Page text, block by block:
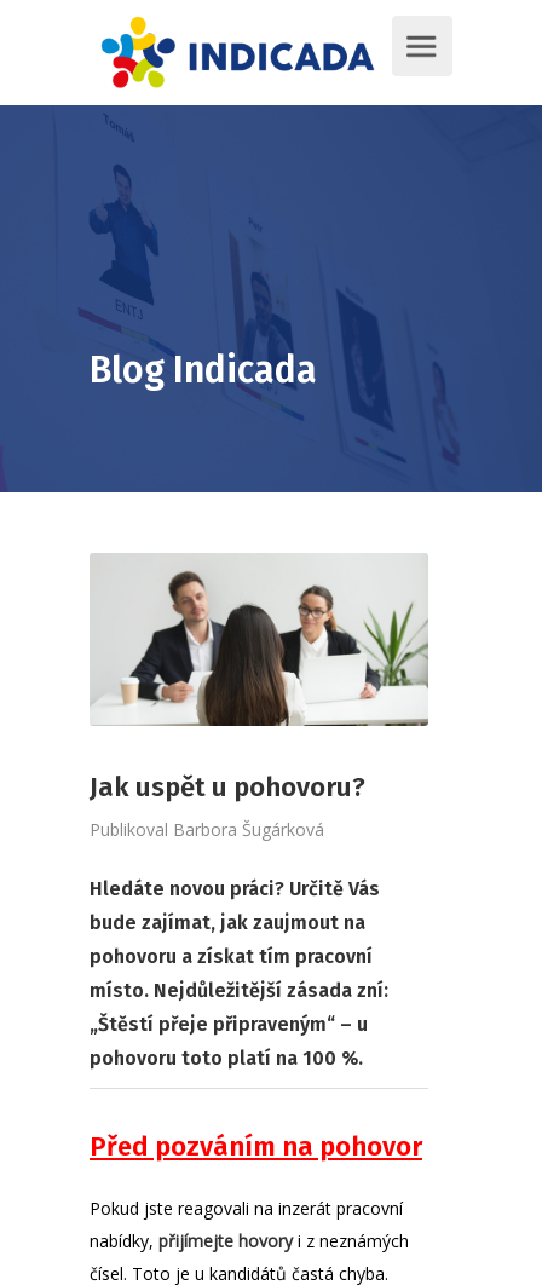
Blog Indicada
Jak uspět u pohovoru?
Publikoval Barbora Šugárková
Hledáte novou práci? Určitě Vás
bude zajímat, jak zaujmout na
pohovoru a získat tím pracovní
místo. Nejdůležitější zásada zní:
„Štěstí přeje připraveným“ – u
pohovoru toto platí na 100 %.
Před pozváním na pohovor
Pokud jste reagovali na inzerát pracovní
nabídky, přijímejte hovoryi z neznámých
čísel. Toto je u kandidátů častá chyba.